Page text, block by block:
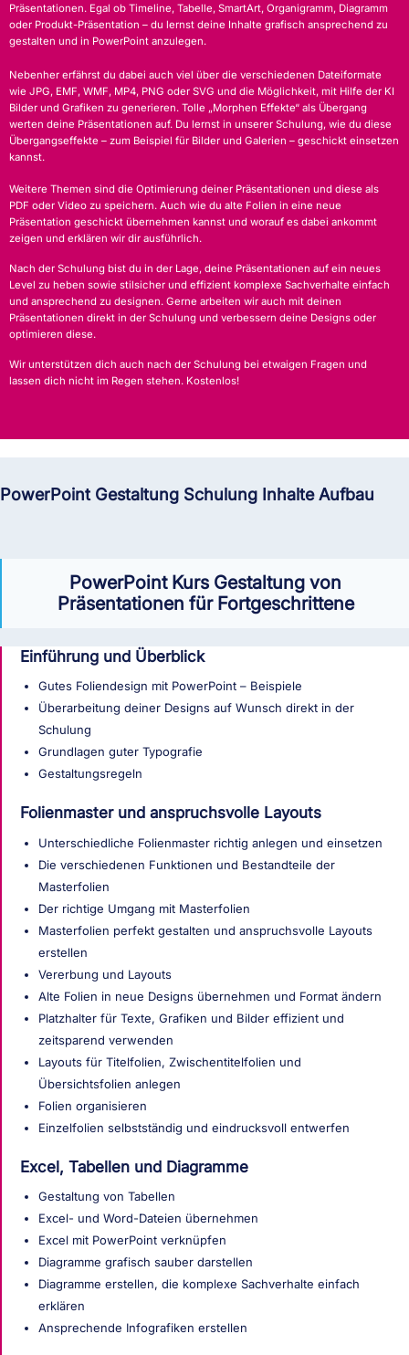
Präsentationen. Egal ob Timeline, Tabelle, SmartArt, Organigramm, Diagramm
oder Produkt-Präsentation – du lernst deine Inhalte grafisch ansprechend zu
gestalten und in PowerPoint anzulegen.
Nebenher erfährst du dabei auch viel über die verschiedenen Dateiformate
wie JPG, EMF, WMF, MP4, PNG oder SVG und die Möglichkeit, mit Hilfe der KI
Bilder und Grafiken zu generieren. Tolle „Morphen Effekte“ als Übergang
werten deine Präsentationen auf. Du lernst in unserer Schulung, wie du diese
Übergangseffekte – zum Beispiel für Bilder und Galerien – geschickt einsetzen
kannst.
Weitere Themen sind die Optimierung deiner Präsentationen und diese als
PDF oder Video zu speichern. Auch wie du alte Folien in eine neue
Präsentation geschickt übernehmen kannst und worauf es dabei ankommt
zeigen und erklären wir dir ausführlich.
Nach der Schulung bist du in der Lage, deine Präsentationen auf ein neues
Level zu heben sowie stilsicher und effizient komplexe Sachverhalte einfach
und ansprechend zu designen. Gerne arbeiten wir auch mit deinen
Präsentationen direkt in der Schulung und verbessern deine Designs oder
optimieren diese.
Wir unterstützen dich auch nach der Schulung bei etwaigen Fragen und
lassen dich nicht im Regen stehen. Kostenlos!
PowerPoint Gestaltung Schulung Inhalte Aufbau
PowerPoint Kurs Gestaltung von
Präsentationen für Fortgeschrittene
Einführung und Überblick
Gutes Foliendesign mit PowerPoint – Beispiele
Überarbeitung deiner Designs auf Wunsch direkt in der
Schulung
Grundlagen guter Typografie
Gestaltungsregeln
Folienmaster und anspruchsvolle Layouts
Unterschiedliche Folienmaster richtig anlegen und einsetzen
Die verschiedenen Funktionen und Bestandteile der
Masterfolien
Der richtige Umgang mit Masterfolien
Masterfolien perfekt gestalten und anspruchsvolle Layouts
erstellen
Vererbung und Layouts
Alte Folien in neue Designs übernehmen und Format ändern
Platzhalter für Texte, Grafiken und Bilder effizient und
zeitsparend verwenden
Layouts für Titelfolien, Zwischentitelfolien und
Übersichtsfolien anlegen
Folien organisieren
Einzelfolien selbstständig und eindrucksvoll entwerfen
Excel, Tabellen und Diagramme
Gestaltung von Tabellen
Excel- und Word-Dateien übernehmen
Excel mit PowerPoint verknüpfen
Diagramme grafisch sauber darstellen
Diagramme erstellen, die komplexe Sachverhalte einfach
erklären
Ansprechende Infografiken erstellen